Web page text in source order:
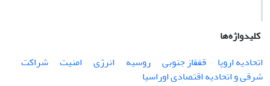
کلیدواژه‌ها
اتحادیه اروپا
قفقاز جنوبی روسیه انرژی امنیت
شراکت
شرقی و اتحادیه اقتصادی اوراسیا